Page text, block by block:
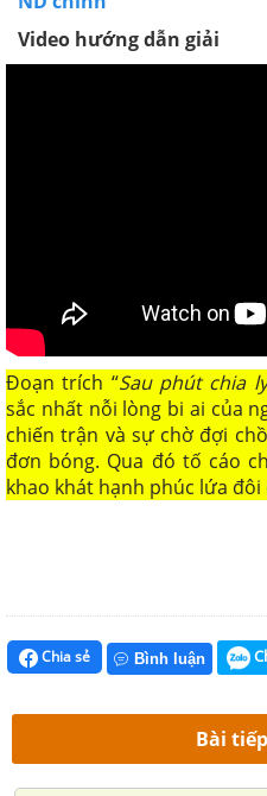
Video hướng dẫn giải
Đoạn trích “Sau phút chia ly
sắc nhất nỗi lòng bi ai của
chiến trận và sự chờ đợi
đơn bóng. Qua đó tố cáo
khao khát hạnh phúc lứa
Chia sẻ Bình luận
Bài